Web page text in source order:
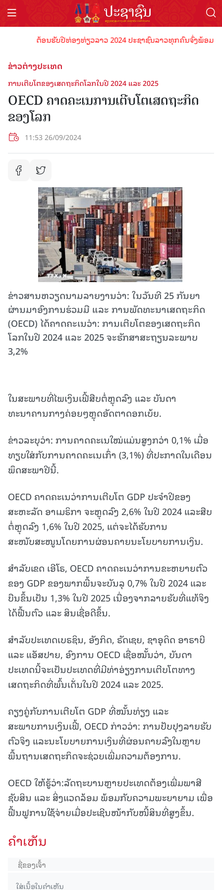
ຕ້ອນຮັບປີທ່ອງທ່ຽວລາວ 2024 ປະຊາຊົນລາວທຸກຄົນຈົ່ງພ້ອມເ
ຂ່າວຕ່າງປະເທດ
ການເຕີບໂຕຂອງເສດຖະກິດໂລກໃນປີ 2024 ແລະ 2025
OECD ຄາດຄະເນການເຕີບໂຕເສດຖະກິດ
ຂອງໂລກ
11:53 26/09/2024
ຂ່າວສານຫວຽດນາມລາຍງານວ່າ: ໃນວັນທີ 25 ກັນຍາ
ຜ່ານມາອົງການຮ່ວມມື ແລະ ການພັດທະນາເສດຖະກິດ
(OECD) ໄດ້ຄາດຄະເນວ່າ: ການເຕີບໂຕຂອງເສດຖະກິດ
ໂລກໃນປີ 2024 ແລະ 2025 ຈະຮັກສາສະຖຽນລະພາບ
3,2%
ໃນສະພາບທີ່ໄພເງິນເຟີ້ສືບຕໍ່ຫຼຸດລົງ ແລະ ບັນດາ
ທະນາຄານກາງຄ່ອຍໆຫຼຸດອັດຕາດອກເບ້ຍ.
ຂ່າວລະບຸວ່າ: ການຄາດຄະເນໃໝ່ແມ່ນສູງກວ່າ 0,1% ເມື່ອ
ທຽບໃສ່ກັບການຄາດຄະເນເກົ່າ (3,1%) ທີ່ປະກາດໃນເດືອນ
ພຶດສະພາປີນີ້.
OECD ຄາດຄະເນວ່າການເຕີບໂຕ GDP ປະຈໍາປີຂອງ
ສະຫະລັດ ອາເມຣິກາ ຈະຫຼຸດລົງ 2,6% ໃນປີ 2024 ແລະສືບ
ຕໍ່ຫຼຸດລົງ 1,6% ໃນປີ 2025, ແຕ່ຈະໄດ້ຮັບການ
ສະໜັບສະໜູນໂດຍການຜ່ອນຄາຍນະໂຍບາຍການເງິນ.
ສໍາລັບເຂດ ເອີໂຣ, OECD ຄາດຄະເນວ່າການຂະຫຍາຍຕົວ
ຂອງ GDP ຂອງພາກພື້ນຈະບັນລຸ 0,7% ໃນປີ 2024 ແລະ
ບືນຂຶ້ນເປັນ 1,3% ໃນປີ 2025 ເນື່ອງຈາກລາຍຮັບທີ່ແທ້ຈິງ
ໄດ້ຟື້ນຕົວ ແລະ ສິນເຊື່ອດີຂຶ້ນ.
ສຳລັບປະເທດເບຣຊິນ, ອັງກິດ, ຣັດເຊຍ, ຊາອຸດິດ ອາຣາບີ
ແລະ ແອັສປາຍ, ອົງການ OECD ເຊື່ອໝັ້ນວ່າ, ບັນດາ
ປະເທດນີ້ຈະເປັນປະເທດທີ່ມີທ່າອ່ຽງການເຕີບໂຕທາງ
ເສດຖະກິດທີ່ພົ້ນເດັ່ນໃນປີ 2024 ແລະ 2025.
ຄຽງຄູ່ກັບການເຕີບໂຕ GDP ທີ່ໝັ້ນທ່ຽງ ແລະ
ສະພາບການເງິນເຟີ້, OECD ກ່າວວ່າ: ການປັບປຸງລາຍຮັບ
ຕົວຈິງ ແລະນະໂຍບາຍການເງິນທີ່ຜ່ອນຄາຍລົງໃນຫຼາຍ
ພື້ນຖານເສດຖະກິດຈະຊ່ວຍເພີ່ມຄວາມຕ້ອງການ.
OECD ໃຫ້ຮູ້ວ່າ:ລັດຖະບານຫຼາຍປະເທດຕ້ອງເພີ່ມພາສີ
ຊັບສິນ ແລະ ສິ່ງແວດລ້ອມ ພ້ອມກັບຄວາມພະຍາຍາມ ເພື່ອ
ຟື້ນຟູການໃຊ້ຈ່າຍເມື່ອປະເຊີນໜ້າກັບໜີ້ສິນທີ່ສູງຂຶ້ນ.
ຄໍາເຫັນ